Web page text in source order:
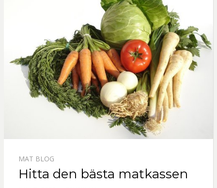
MAT BLOG
Hitta den bästa matkassen